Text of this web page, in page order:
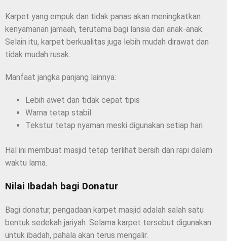
Karpet yang empuk dan tidak panas akan meningkatkan
kenyamanan jamaah, terutama bagi lansia dan anak-anak.
Selain itu, karpet berkualitas juga lebih mudah dirawat dan
tidak mudah rusak.
Manfaat jangka panjang lainnya:
Lebih awet dan tidak cepat tipis
Warna tetap stabil
Tekstur tetap nyaman meski digunakan setiap hari
Hal ini membuat masjid tetap terlihat bersih dan rapi dalam
waktu lama.
Nilai Ibadah bagi Donatur
Bagi donatur, pengadaan karpet masjid adalah salah satu
bentuk sedekah jariyah. Selama karpet tersebut digunakan
untuk ibadah, pahala akan terus mengalir.